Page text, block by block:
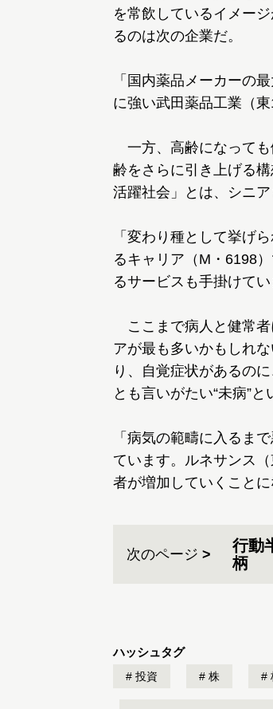
を常飲しているイメー
るのは次の企業だ。
「国内薬品メーカーの
に強い武田薬品工業（
一方、高齢になっても
齢をさらに引き上げる
活躍社会」とは、シニ
「変わり種として挙げ
るキャリア（M・6198
るサービスも手掛けてい
ここまで病人と健常者
アが最も多いかもしれ
り、自覚症状があるの
とも言いがたい“未病”と
「病気の範疇に入るま
ています。ルネサンス
者が増加していくことに
次のページ
行動
柄
ハッシュタグ
投資 株